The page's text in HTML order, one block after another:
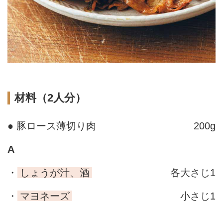
材料（2人分）
● 豚ロース薄切り肉 200g
A
・ しょうが汁、酒 各大さじ1
・ マヨネーズ 小さじ1